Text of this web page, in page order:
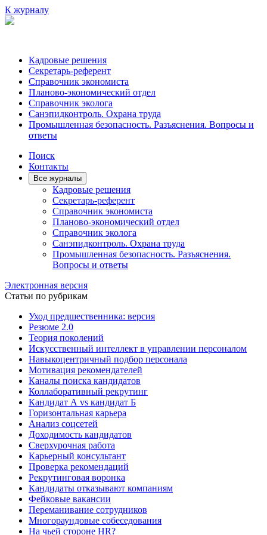
К журналу
Кадровые решения
Секретарь-референт
Справочник экономиста
Планово-экономический отдел
Справочник эколога
Санэпидконтроль. Охрана труда
Промышленная безопасность. Разъяснения. Вопросы и
ответы
Поиск
Контакты
Все журналы
Кадровые решения
Секретарь-референт
Справочник экономиста
Планово-экономический отдел
Справочник эколога
Санэпидконтроль. Охрана труда
Промышленная безопасность. Разъяснения.
Вопросы и ответы
Электронная версия
Статьи по рубрикам
Уход предшественника: версия
Резюме 2.0
Теория поколений
Искусственный интеллект в управлении персоналом
Навыкоцентричный подбор персонала
Мотивация рекомендателей
Каналы поиска кандидатов
Коллаборативный рекрутинг
Кандидат А vs кандидат Б
Горизонтальная карьера
Анализ соцсетей
Доходимость кандидатов
Сверхурочная работа
Карьерный консультант
Проверка рекомендаций
Рекрутинговая воронка
Кандидаты отказывают компаниям
Фейковые вакансии
Переманивание сотрудников
Многораундовые собеседования
На чьей стороне HR?